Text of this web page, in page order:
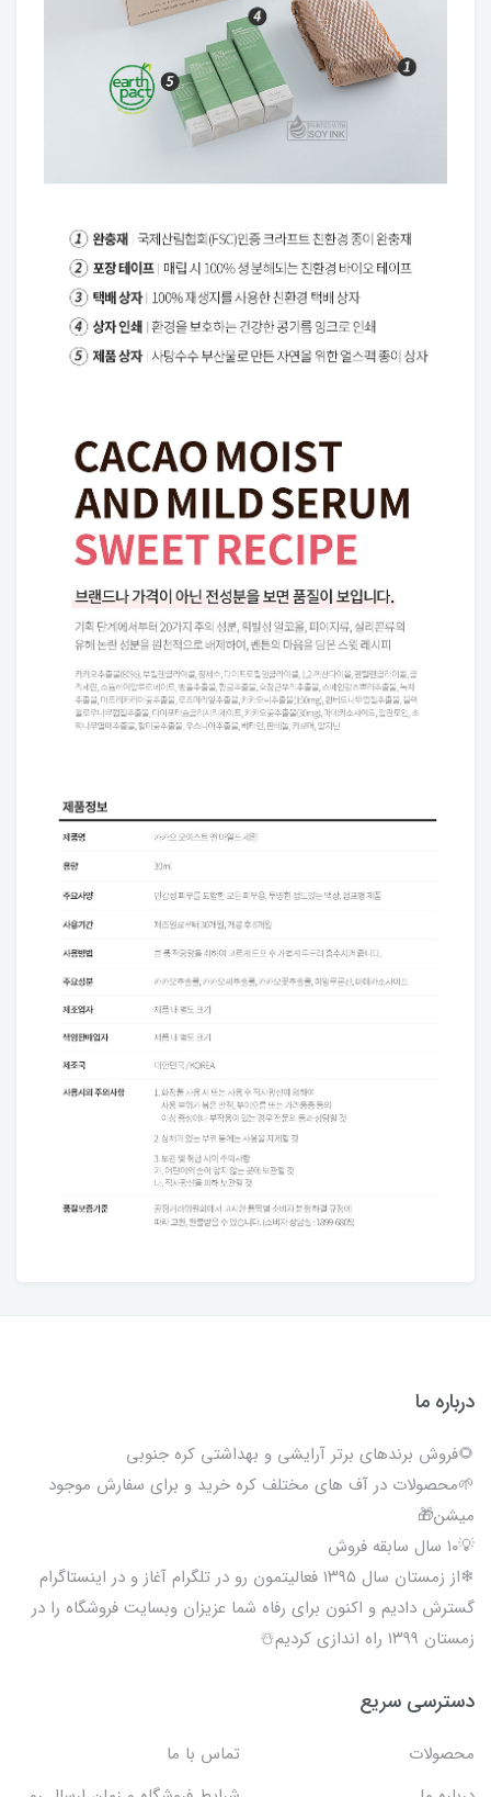
درباره ما
🌻فروش برندهای برتر آرایشی و بهداشتی کره جنوبی
🌱محصولات در آف های مختلف کره خرید و برای سفارش موجود
میشن🎁
💡۱۰ سال سابقه فروش
❄از زمستان سال ۱۳۹۵ فعالیتمون رو در تلگرام آغاز و در اینستاگرام
گسترش دادیم و اکنون برای رفاه شما عزیزان وبسایت فروشگاه را در
زمستان ۱۳۹۹ راه اندازی کردیم☃️
دسترسی سریع
محصولات
تماس با ما